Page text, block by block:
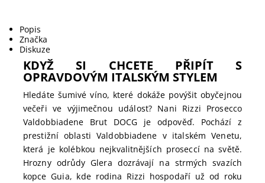
Popis
Značka
Diskuze
KDYŽ SI CHCETE PŘIPÍT S
OPRAVDOVÝM ITALSKÝM STYLEM
Hledáte šumivé víno, které dokáže povýšit obyčejnou
večeři ve výjimečnou událost? Nani Rizzi Prosecco
Valdobbiadene Brut DOCG je odpověď. Pochází z
prestižní oblasti Valdobbiadene v italském Venetu,
která je kolébkou nejkvalitnějších proseccí na světě.
Hrozny odrůdy Glera dozrávají na strmých svazích
kopce Guia, kde rodina Rizzi hospodaří už od roku